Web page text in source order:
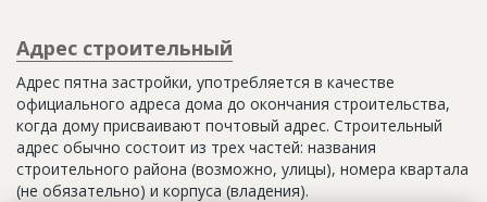
Адрес строительный
Адрес пятна застройки, употребляется в качестве
официального адреса дома до окончания строительства,
когда дому присваивают почтовый адрес. Строительный
адрес обычно состоит из трех частей: названия
строительного района (возможно, улицы), номера квартала
(не обязательно) и корпуса (владения).